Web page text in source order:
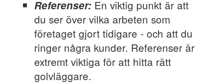
Referenser:En viktig punkt är att
du ser över vilka arbeten som
företaget gjort tidigare - och att du
ringer några kunder. Referenser är
extremt viktiga för att hitta rätt
golvläggare.